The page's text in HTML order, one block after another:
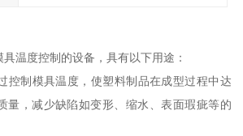
温度控制的设备，具有以下用途：
控制模具温度，使塑料制品在成型过程中达
量，减少缺陷如变形、缩水、表面瑕疵等的